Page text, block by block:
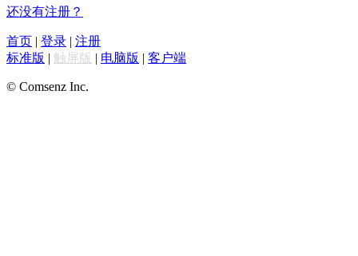
还没有注册？
首页 | 登录 | 注册
标准版 | 触屏版 | 电脑版 | 客户端
© Comsenz Inc.